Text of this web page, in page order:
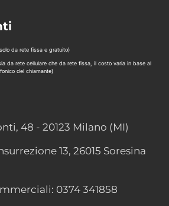
da rete fissa e gratuito)
da rete cellulare che da rete fissa, il costo varia in base al
del chiamante)
48 - 20123 Milano (MI)
13, 26015 Soresina
0374 341858